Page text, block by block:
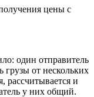
цены с
один отправитель
от нескольких
рассчитывается и
у них общий.